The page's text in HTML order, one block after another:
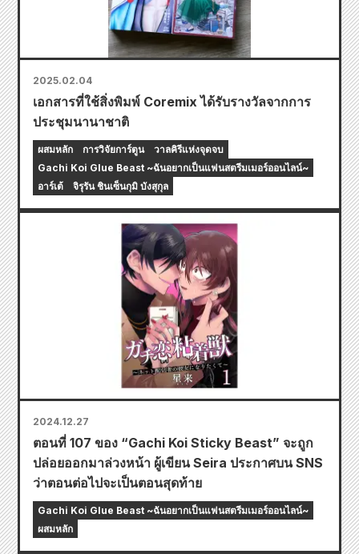
2025.02.04
เอกสารที่ใช้สิ่งพิมพ์ Coremix ได้รับรางวัลจากการ
ประชุมนานาชาติ
ผสมหลัก การวิจัยการ์ตูน
วาลคิรีแห่งจุดจบ
Gachi Koi Glue Beast ~ฉันอยากเป็นแฟนสตรีมเมอร์ออนไลน์~
อาร์เต้
จิรุรัน ชินเซ็นกุมิ บังสุกุล
2024.12.27
ตอนที่ 107 ของ “Gachi Koi Sticky Beast” จะถูก
ปล่อยออกมาล่วงหน้า ผู้เขียน Seira ประกาศบน SNS
ว่าตอนต่อไปจะเป็นตอนสุดท้าย
Gachi Koi Glue Beast ~ฉันอยากเป็นแฟนสตรีมเมอร์ออนไลน์~
ผสมหลัก